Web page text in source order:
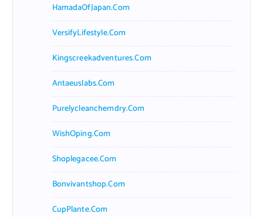
HamadaOfJapan.com
VersifyLifestyle.com
Kingscreekadventures.com
Antaeuslabs.com
Purelycleanchemdry.com
WishOping.com
Shoplegacee.com
Bonvivantshop.com
CupPlante.com